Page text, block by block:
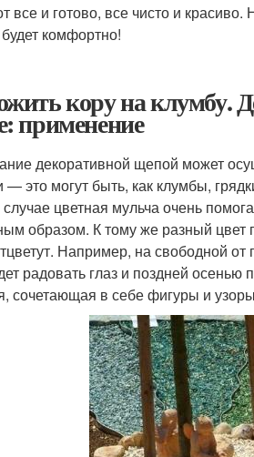
все и готово, все чисто и
комфортно!
кору на клумбу.
применение
декоративной щепой может
— это могут быть, как клумбы,
цветная мульча очень
образом. К тому же разный цвет
Например, на свободной
радовать глаз и поздней
сочетающая в себе фигуры и